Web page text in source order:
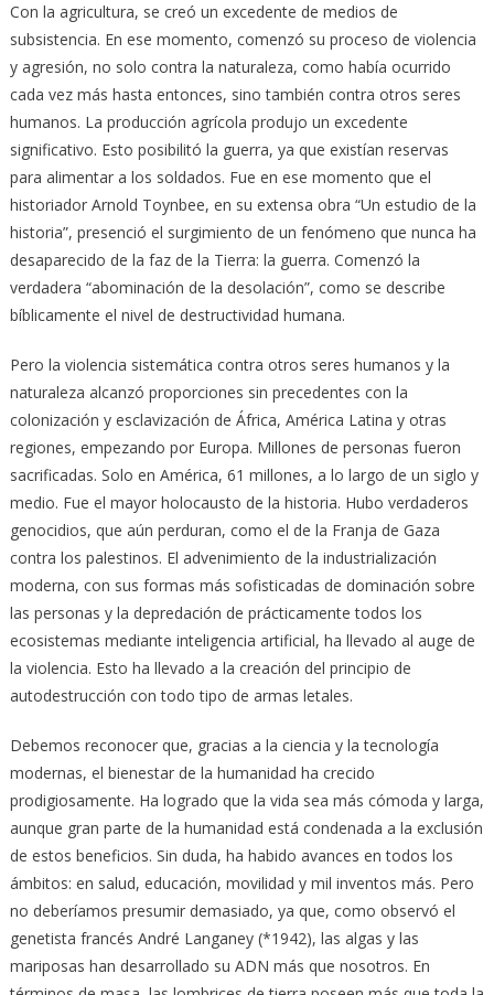
Con la agricultura, se creó un excedente de medios de
subsistencia. En ese momento, comenzó su proceso de violencia
y agresión, no solo contra la naturaleza, como había ocurrido
cada vez más hasta entonces, sino también contra otros seres
humanos. La producción agrícola produjo un excedente
significativo. Esto posibilitó la guerra, ya que existían reservas
para alimentar a los soldados. Fue en ese momento que el
historiador Arnold Toynbee, en su extensa obra “Un estudio de la
historia”, presenció el surgimiento de un fenómeno que nunca ha
desaparecido de la faz de la Tierra: la guerra. Comenzó la
verdadera “abominación de la desolación”, como se describe
bíblicamente el nivel de destructividad humana.
Pero la violencia sistemática contra otros seres humanos y la
naturaleza alcanzó proporciones sin precedentes con la
colonización y esclavización de África, América Latina y otras
regiones, empezando por Europa. Millones de personas fueron
sacrificadas. Solo en América, 61 millones, a lo largo de un siglo y
medio. Fue el mayor holocausto de la historia. Hubo verdaderos
genocidios, que aún perduran, como el de la Franja de Gaza
contra los palestinos. El advenimiento de la industrialización
moderna, con sus formas más sofisticadas de dominación sobre
las personas y la depredación de prácticamente todos los
ecosistemas mediante inteligencia artificial, ha llevado al auge de
la violencia. Esto ha llevado a la creación del principio de
autodestrucción con todo tipo de armas letales.
Debemos reconocer que, gracias a la ciencia y la tecnología
modernas, el bienestar de la humanidad ha crecido
prodigiosamente. Ha logrado que la vida sea más cómoda y larga,
aunque gran parte de la humanidad está condenada a la exclusión
de estos beneficios. Sin duda, ha habido avances en todos los
ámbitos: en salud, educación, movilidad y mil inventos más. Pero
no deberíamos presumir demasiado, ya que, como observó el
genetista francés André Langaney (*1942), las algas y las
mariposas han desarrollado su ADN más que nosotros. En